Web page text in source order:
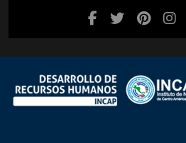
Salta al contenido principal